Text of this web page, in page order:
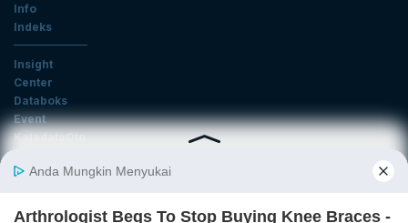
Info
Indeks
Insight
Center
Databoks
Event
KatadataOto
Email